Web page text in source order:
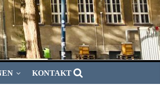
KONTAKT